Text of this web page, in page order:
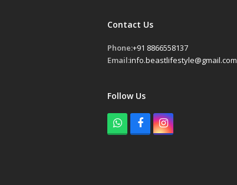
Contact Us
Phone:+91 8866558137
Email:info.beastlifestyle@gmail.com
Follow Us
W
h
F
a
I
n